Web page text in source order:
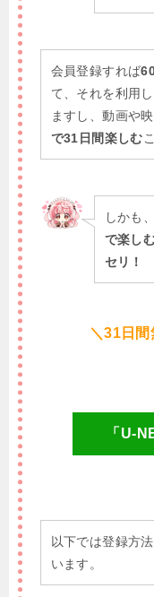
会員登録すれば
て、それを利用
ますし、動画や
で31日間楽しむ
しかも
で楽し
セリ！
＼31日
「U-
以下では登録方
います。